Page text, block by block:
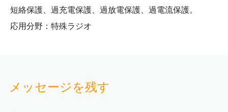
短絡保護、過充電保護、過放電保護、過電流保護。
応用分野：特殊ラジオ
メッセージを残す